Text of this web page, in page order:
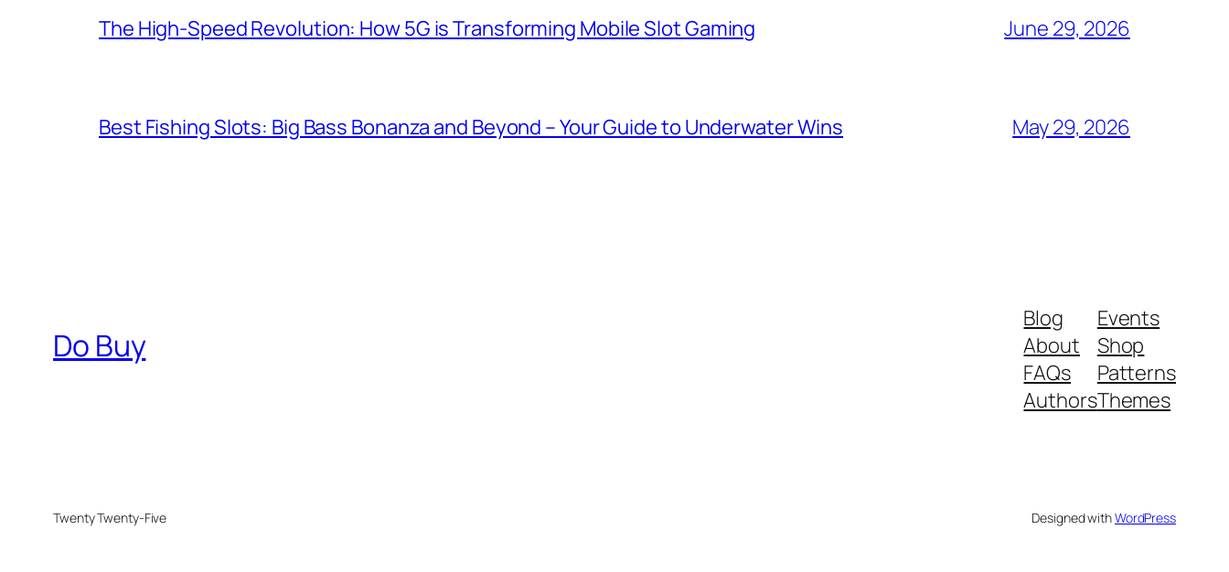
The High-Speed Revolution: How 5G is Transforming Mobile Slot Gaming June 29, 2026
Best Fishing Slots: Big Bass Bonanza and Beyond – Your Guide to Underwater Wins May 29, 2026
Do Buy
Blog
About
FAQs
Authors
Events
Shop
Patterns
Themes
Twenty Twenty-Five Designed withWordPress